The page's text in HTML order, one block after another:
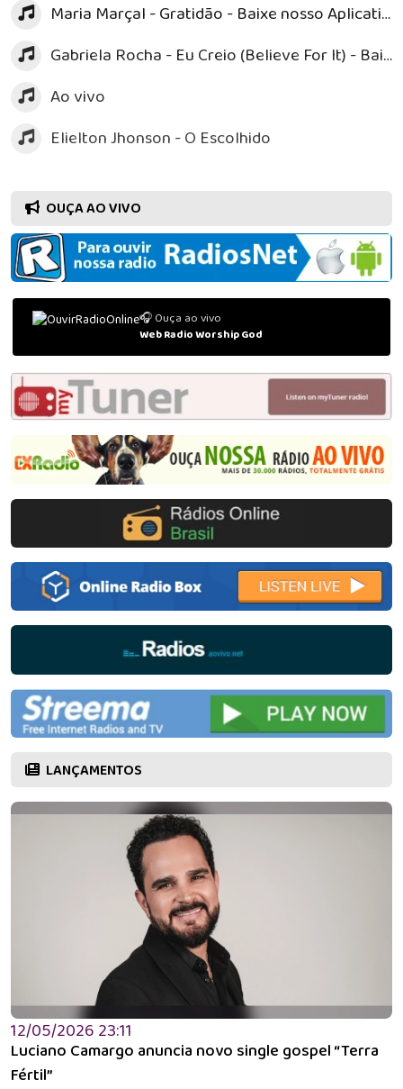
Maria Marçal - Gratidão - Baixe nosso Aplicativo "WorshipGodApp" no GOOGLE PLAY e na APPSTORE
Gabriela Rocha - Eu Creio (Believe For It) - Baixe nosso Aplicativo "WorshipGodApp" no GOOGLE PLAY e na APPSTORE
Ao vivo
Elielton Jhonson - O Escolhido
OUÇA AO VIVO
🎧 Ouça ao vivo
Web Radio Worship God
LANÇAMENTOS
12/05/2026 23:11
Luciano Camargo anuncia novo single gospel “Terra
Fértil”